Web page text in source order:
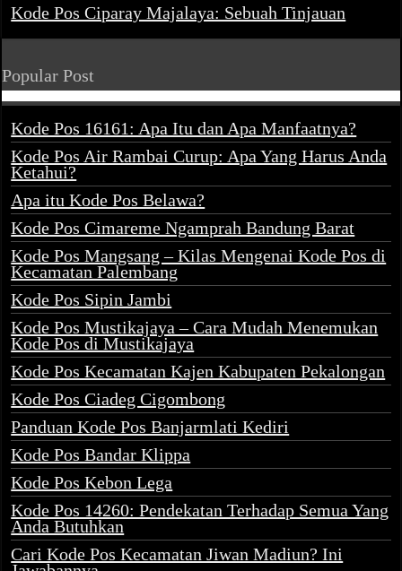
Kode Pos Ciparay Majalaya: Sebuah Tinjauan
Popular Post
Kode Pos 16161: Apa Itu dan Apa Manfaatnya?
Kode Pos Air Rambai Curup: Apa Yang Harus Anda
Ketahui?
Apa itu Kode Pos Belawa?
Kode Pos Cimareme Ngamprah Bandung Barat
Kode Pos Mangsang – Kilas Mengenai Kode Pos di
Kecamatan Palembang
Kode Pos Sipin Jambi
Kode Pos Mustikajaya – Cara Mudah Menemukan
Kode Pos di Mustikajaya
Kode Pos Kecamatan Kajen Kabupaten Pekalongan
Kode Pos Ciadeg Cigombong
Panduan Kode Pos Banjarmlati Kediri
Kode Pos Bandar Klippa
Kode Pos Kebon Lega
Kode Pos 14260: Pendekatan Terhadap Semua Yang
Anda Butuhkan
Cari Kode Pos Kecamatan Jiwan Madiun? Ini